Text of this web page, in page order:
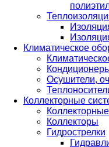
Климатическое
Осушители,
Коллекторные
Коллекторы
Гидрострелки